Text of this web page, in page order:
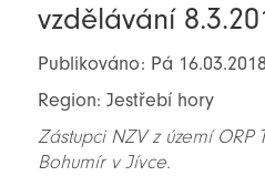
vzdělávání
Publikováno: Pá
Region: Jestřebí hory
Zástupci NZV z území
Bohumír v Jívce.